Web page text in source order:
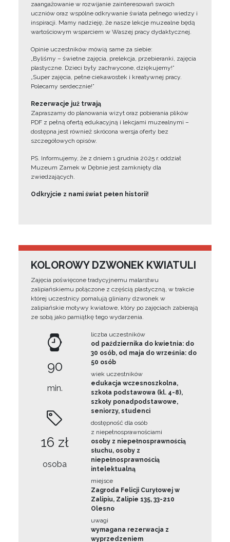
zaangażowanie w rozwijanie zainteresowań swoich
uczniów oraz wspólne odkrywanie świata pełnego wiedzy i
inspiracji. Mamy nadzieję, że nasze lekcje muzealne będą
wartościowym wsparciem w Waszej pracy dydaktycznej.
Opinie uczestników mówią same za siebie:
„Byliśmy – świetne zajęcia, prelekcja, przebieranki, zajęcia
plastyczne. Dzieci były zachwycone, dziękujemy!”
„Super zajęcia, pełne ciekawostek i kreatywnej pracy.
Polecamy serdecznie!”
Rezerwacje już trwają
Zapraszamy do planowania wizyt oraz pobierania plików
PDF z pełną ofertą edukacyjną i lekcjami muzealnymi –
dostępna jest również skrócona wersja oferty bez
szczegółowych opisów.
PS. Informujemy, że z dniem 1 grudnia 2025 r. oddział
Muzeum Zamek w Dębnie jest zamknięty dla
zwiedzających.
Odkryjcie z nami świat pełen historii!
KOLOROWY DZWONEK KWIATULI
Zajęcia poświęcone tradycyjnemu malarstwu
zalipiańskiemu połączone z częścią plastyczną, w trakcie
której uczestnicy pomalują gliniany dzwonek w
zalipiańskie motywy kwiatowe, który po zajęciach zabierają
ze sobą jako pamiątkę tego wydarzenia.
90
min.
16 zł
osoba
liczba uczestników
od października do kwietnia: do
30 osób, od maja do września: do
50 osób
wiek uczestników
edukacja wczesnoszkolna,
szkoła podstawowa (kl. 4-8),
szkoły ponadpodstawowe,
seniorzy, studenci
dostępność dla osób
z niepełnosprawnościami
osoby z niepełnosprawnością
słuchu, osoby z
niepełnosprawnością
intelektualną
miejsce
Zagroda Felicji Curyłowej w
Zalipiu, Zalipie 135, 33-210
Olesno
uwagi
wymagana rezerwacja z
wyprzedzeniem